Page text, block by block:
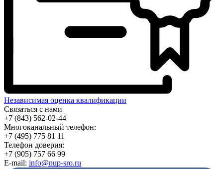
Независимая оценка квалификации
Связаться с нами
+7 (843) 562-02-44
Многоканальный телефон:
+7 (495) 775 81 11
Телефон доверия:
+7 (905) 757 66 99
E-mail: info@nup-sro.ru